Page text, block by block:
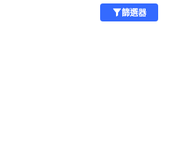
篩選器